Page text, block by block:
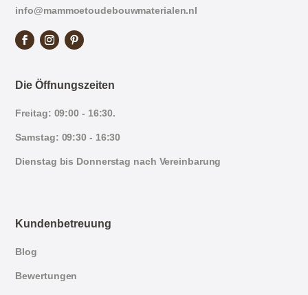
info@mammoetoudebouwmaterialen.nl
Die Öffnungszeiten
Freitag: 09:00 - 16:30.
Samstag: 09:30 - 16:30
Dienstag bis Donnerstag nach Vereinbarung
Kundenbetreuung
Blog
Bewertungen